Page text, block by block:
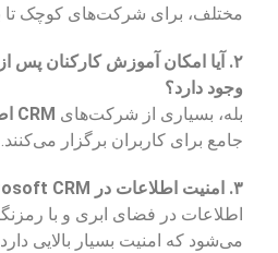
مختلف، برای شرکت‌های کوچک
وجود دارد؟
بله، بسیاری از شرکت‌های CRM اصفهان
جامع برای کاربران برگزار می‌کنند.
۳. امنیت اطلاعات در Microsoft CRM چگونه است؟
اطلاعات در فضای ابری و با
می‌شود که امنیت بسیار بالایی